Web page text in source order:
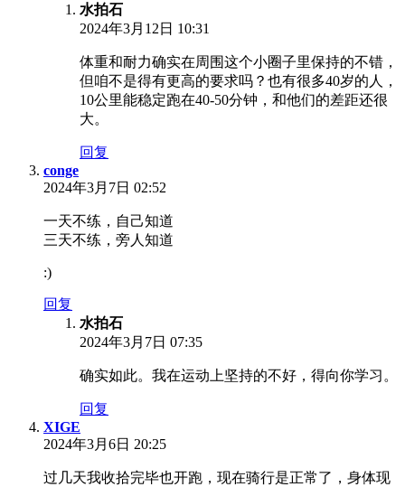
水拍石
2024年3月12日 10:31
体重和耐力确实在周围这个小圈子里保持的不错，
但咱不是得有更高的要求吗？也有很多40岁的人，
10公里能稳定跑在40-50分钟，和他们的差距还很
大。
回复
conge
2024年3月7日 02:52
一天不练，自己知道
三天不练，旁人知道
:)
回复
水拍石
2024年3月7日 07:35
确实如此。我在运动上坚持的不好，得向你学习。
回复
XIGE
2024年3月6日 20:25
过几天我收拾完毕也开跑，现在骑行是正常了，身体现